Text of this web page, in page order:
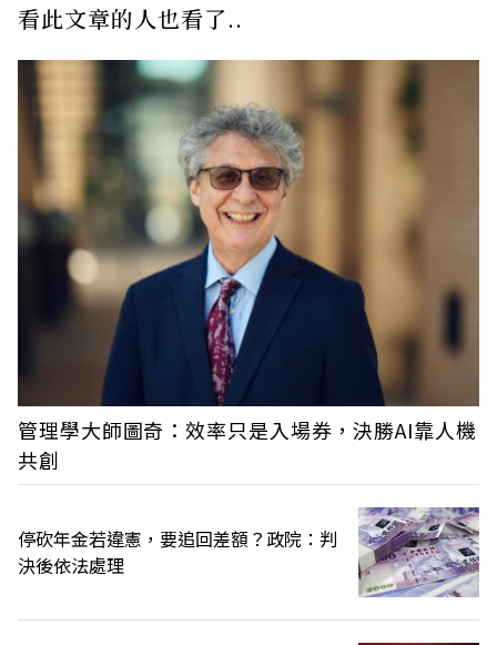
看此文章的人也看了..
管理學大師圖奇：效率只是入場券，決勝AI靠人機
共創
停砍年金若違憲，要追回差額？政院：判
決後依法處理